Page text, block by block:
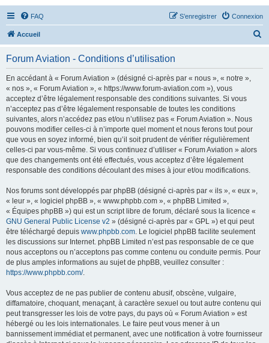
FAQ Connexion
S’enregistrer
Accueil
Forum Aviation - Conditions d’utilisation
En accédant à « Forum Aviation » (désigné ci-après par « nous », « notre »,
« nos », « Forum Aviation », « https://www.forum-aviation.com »), vous
acceptez d’être légalement responsable des conditions suivantes. Si vous
n’acceptez pas d’être légalement responsable de toutes les conditions
suivantes, alors n’accédez pas et/ou n’utilisez pas « Forum Aviation ». Nous
pouvons modifier celles-ci à n’importe quel moment et nous ferons tout pour
que vous en soyez informé, bien qu’il soit prudent de vérifier régulièrement
celles-ci par vous-même. Si vous continuez d’utiliser « Forum Aviation » alors
que des changements ont été effectués, vous acceptez d’être légalement
responsable des conditions découlant des mises à jour et/ou modifications.
Nos forums sont développés par phpBB (désigné ci-après par « ils », « eux »,
« leur », « logiciel phpBB », « www.phpbb.com », « phpBB Limited »,
« Équipes phpBB ») qui est un script libre de forum, déclaré sous la licence «
GNU General Public License v2 » (désigné ci-après par « GPL ») et qui peut
être téléchargé depuis www.phpbb.com. Le logiciel phpBB facilite seulement
les discussions sur Internet. phpBB Limited n’est pas responsable de ce que
nous acceptons ou n’acceptons pas comme contenu ou conduite permis. Pour
de plus amples informations au sujet de phpBB, veuillez consulter :
https://www.phpbb.com/.
Vous acceptez de ne pas publier de contenu abusif, obscène, vulgaire,
diffamatoire, choquant, menaçant, à caractère sexuel ou tout autre contenu qui
peut transgresser les lois de votre pays, du pays où « Forum Aviation » est
hébergé ou les lois internationales. Le faire peut vous mener à un
bannissement immédiat et permanent, avec une notification à votre fournisseur